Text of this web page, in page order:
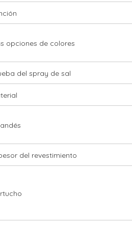
opciones de colores
del spray de sal
del revestimiento